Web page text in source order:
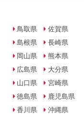
鳥取県
島根県
岡山県
広島県
山口県
徳島県
香川県
佐賀県
長崎県
熊本県
大分県
宮崎県
鹿児島県
沖縄県